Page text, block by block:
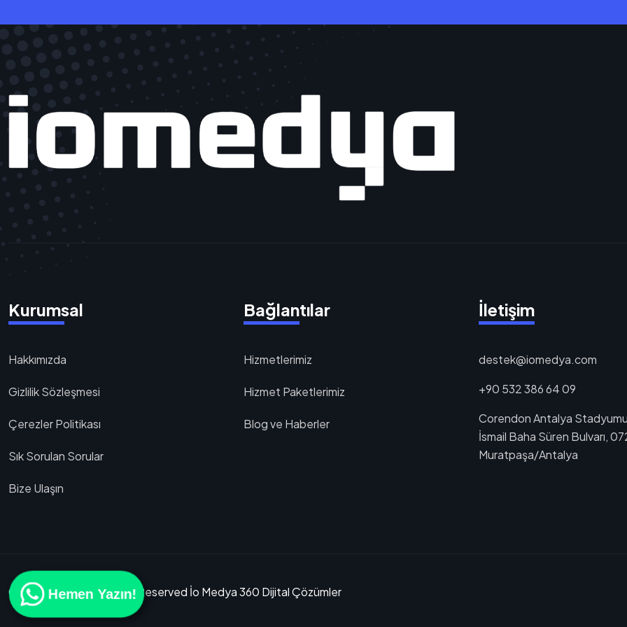
Hemen Yazın!
Kurumsal
Hakkımızda
Gizlilik Sözleşmesi
Çerezler Politikası
Sık Sorulan Sorular
Bize Ulaşın
Bağlantılar
Hizmetlerimiz
Hizmet Paketlerimiz
Blog ve Haberler
İletişim
destek@iomedya.com
+90 532 386 64 09
Corendon Antalya
İsmail Baha Süren Bulvarı,
Muratpaşa/Antalya
Copyright 2025 All Right Reserved İo Medya 360 Dijital Çözümler